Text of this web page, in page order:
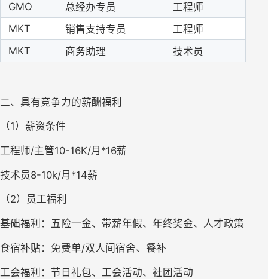
GMO 总经办专员
工程师
MKT 销售支持专员
工程师
MKT 商务助理 技术员
二、具有竞争力的薪酬福利
（1）薪资条件
工程师/主管10-16K/月*16薪
技术员8-10k/月*14薪
（2）员工福利
基础福利：五险一金、带薪年假、年终奖金、人才政策
食宿补贴：免费单/双人间宿舍、餐补
工会福利：节日礼包、工会活动、社团活动